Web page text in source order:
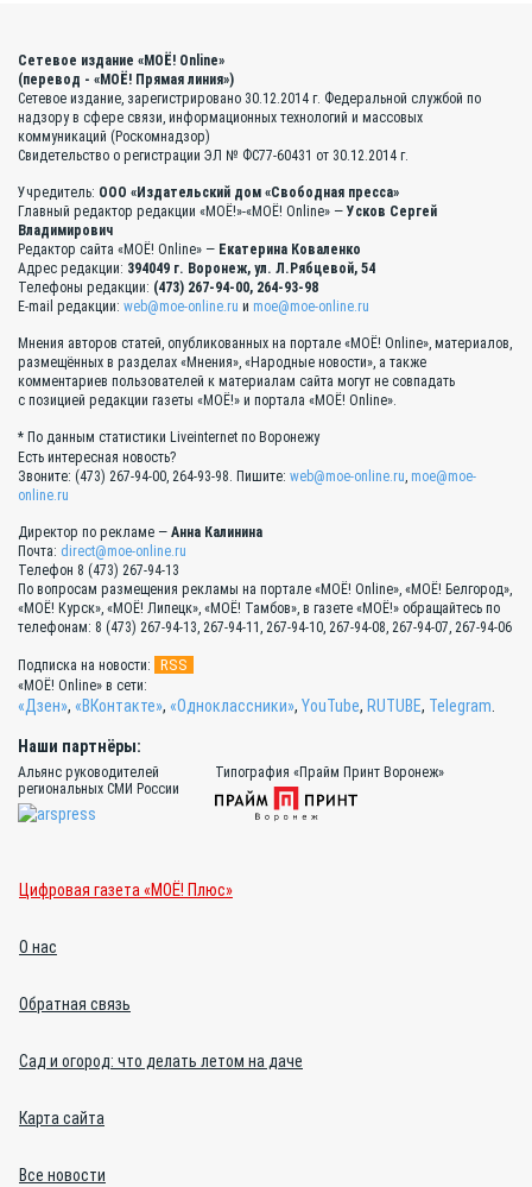
Сетевое издание «МОЁ! Online»
(перевод - «МОЁ! Прямая линия»)
Сетевое издание, зарегистрировано 30.12.2014 г. Федеральной службой по
надзору в сфере связи, информационных технологий и массовых
коммуникаций (Роскомнадзор)
Свидетельство о регистрации ЭЛ № ФС77-60431 от 30.12.2014 г.
Учредитель: ООО «Издательский дом «Свободная пресса»
Главный редактор редакции «МОЁ!»-«МОЁ! Online» — Усков Сергей
Владимирович
Редактор сайта «МОЁ! Online» — Екатерина Коваленко
Адрес редакции: 394049 г. Воронеж, ул. Л.Рябцевой, 54
Телефоны редакции: (473) 267-94-00, 264-93-98
E-mail редакции: web@moe-online.ru и moe@moe-online.ru
Мнения авторов статей, опубликованных на портале «МОЁ! Online», материалов,
размещённых в разделах «Мнения», «Народные новости», а также
комментариев пользователей к материалам сайта могут не совпадать
с позицией редакции газеты «МОЁ!» и портала «МОЁ! Online».
* По данным статистики Liveinternet по Воронежу
Есть интересная новость?
Звоните: (473) 267-94-00, 264-93-98. Пишите: web@moe-online.ru, moe@moe-
online.ru
Директор по рекламе — Анна Калинина
Почта: direct@moe-online.ru
Телефон 8 (473) 267-94-13
По вопросам размещения рекламы на портале «МОЁ! Online», «МОЁ! Белгород»,
«МОЁ! Курск», «МОЁ! Липецк», «МОЁ! Тамбов», в газете «МОЁ!» обращайтесь по
телефонам: 8 (473) 267-94-13, 267-94-11, 267-94-10, 267-94-08, 267-94-07, 267-94-06
Подписка на новости: RSS
«МОЁ! Online» в сети:
«Дзен», «ВКонтакте», «Одноклассники», YouTube, RUTUBE, Telegram.
Наши партнёры:
Альянс руководителей
региональных СМИ России
Типография «Прайм Принт Воронеж»
Цифровая газета «МОЁ! Плюс»
О нас
Обратная связь
Сад и огород: что делать летом на даче
Карта сайта
Все новости